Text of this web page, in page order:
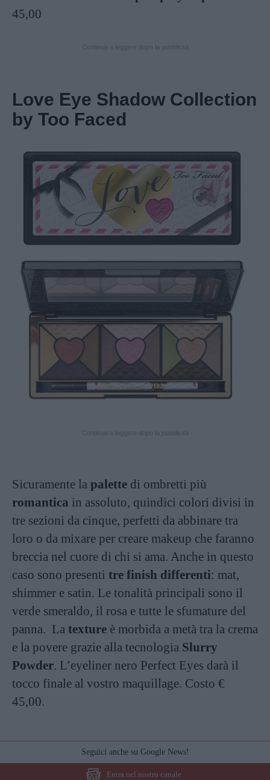
45,00
Love Eye Shadow Collection
by Too Faced
Sicuramente la palette di ombretti più
romantica in assoluto, quindici colori divisi in
tre sezioni da cinque, perfetti da abbinare tra
loro o da mixare per creare makeup che faranno
breccia nel cuore di chi si ama. Anche in questo
caso sono presenti tre finish differenti: mat,
shimmer e satin. Le tonalità principali sono il
verde smeraldo, il rosa e tutte le sfumature del
panna. La texture è morbida a metà tra la crema
e la povere grazie alla tecnologia Slurry
Powder. L’eyeliner nero Perfect Eyes darà il
tocco finale al vostro maquillage. Costo €
45,00.
Seguici anche su Google News!
Entra nel nostro canale